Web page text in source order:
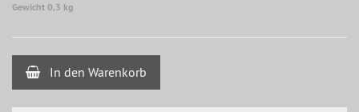
Gewicht 0,3 kg
In den Warenkorb